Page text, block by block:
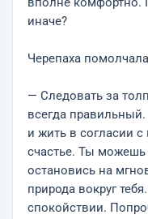
вполне
иначе?
Черепаха
— Следовать за
всегда
и жить в согласии
счастье. Ты можешь
остановись на
природа вокруг
спокойствии.